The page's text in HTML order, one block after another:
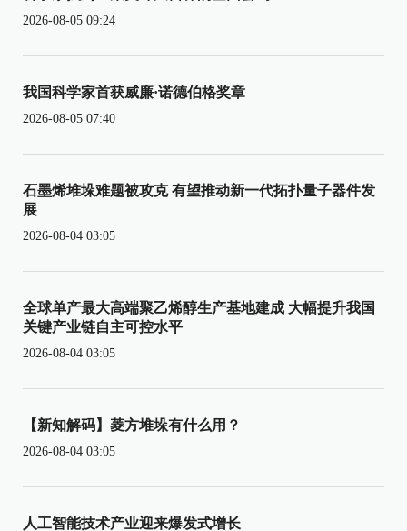
2026-08-05 09:24
我国科学家首获威廉·诺德伯格奖章
2026-08-05 07:40
石墨烯堆垛难题被攻克 有望推动新一代拓扑量子器件发
展
2026-08-04 03:05
全球单产最大高端聚乙烯醇生产基地建成 大幅提升我国
关键产业链自主可控水平
2026-08-04 03:05
【新知解码】菱方堆垛有什么用？
2026-08-04 03:05
人工智能技术产业迎来爆发式增长